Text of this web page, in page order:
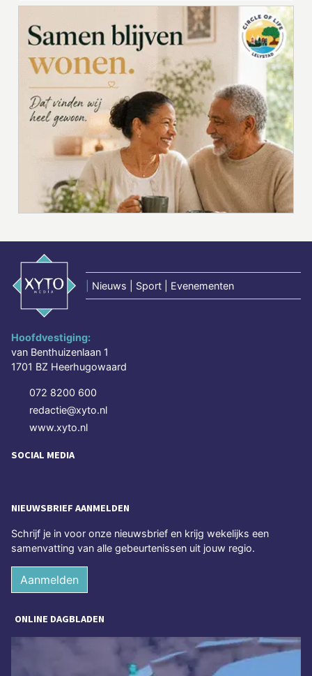
Nieuws | Sport | Evenementen
Hoofdvestiging:
van Benthuizenlaan 1
1701 BZ Heerhugowaard
072 8200 600
redactie@xyto.nl
www.xyto.nl
SOCIAL MEDIA
NIEUWSBRIEF AANMELDEN
Schrijf je in voor onze nieuwsbrief en krijg wekelijks een
samenvatting van alle gebeurtenissen uit jouw regio.
Aanmelden
ONLINE DAGBLADEN